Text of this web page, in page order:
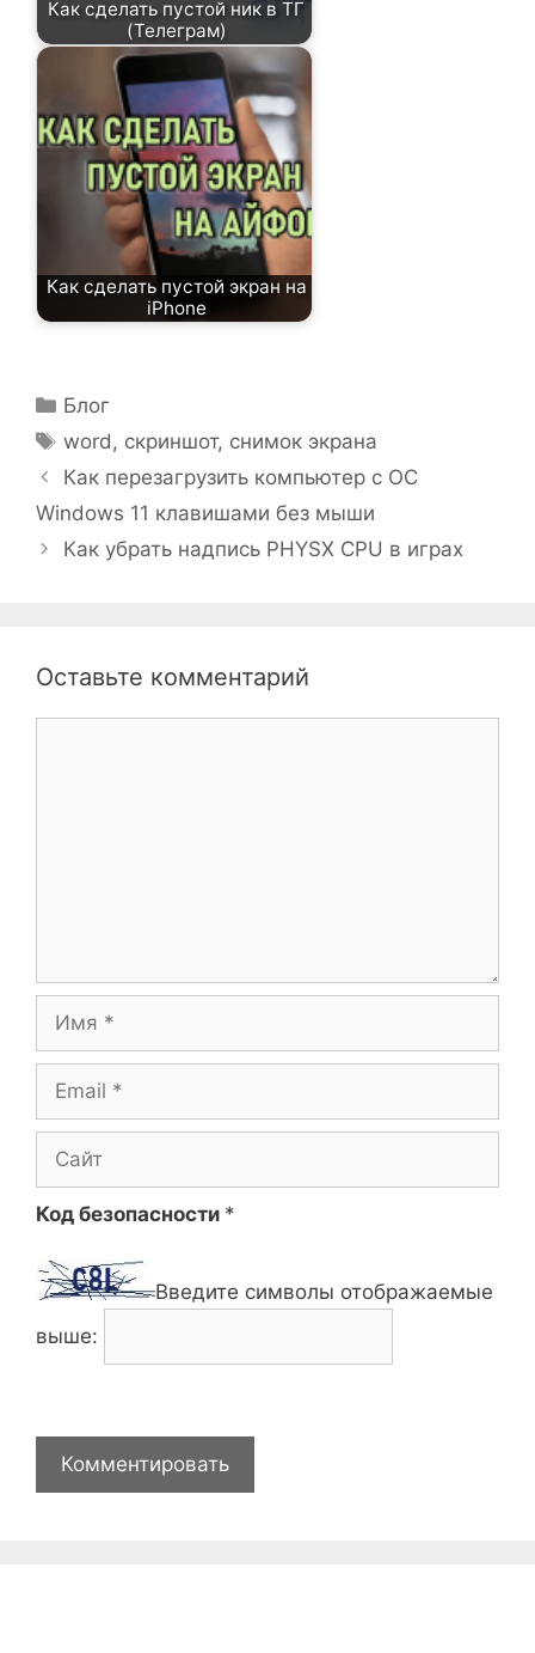
Как сделать пустой ник в ТГ
(Телеграм)
Как сделать пустой экран на
iPhone
Рубрики
Блог
Метки
word , скриншот, снимок экрана
Как перезагрузить компьютер с ОС
Windows 11 клавишами без мыши
Как убрать надпись PHYSX CPU в играх
Оставьте комментарий
Код безопасности *
Введите символы отображаемые
выше: